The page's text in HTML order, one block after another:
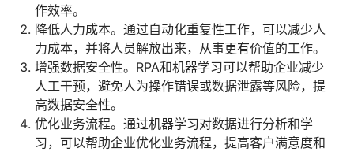
作效率。
降低人力成本。通过自动化重复性工作，可以减少人
力成本，并将人员解放出来，从事更有价值的工作。
增强数据安全性。RPA和机器学习可以帮助企业减少
人工干预，避免人为操作错误或数据泄露等风险，提
高数据安全性。
优化业务流程。通过机器学习对数据进行分析和学
习，可以帮助企业优化业务流程，提高客户满意度和